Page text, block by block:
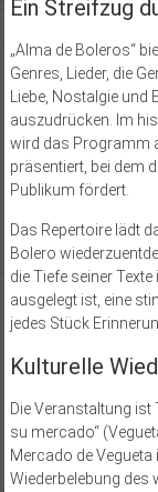
Ein Streifzug
„Alma de Boleros“
Genres, Lieder, die
Liebe, Nostalgie
auszudrücken. Im
wird das Programm
präsentiert, bei dem
Publikum fördert.
Das Repertoire lädt
Bolero
die Tiefe seiner
ausgelegt ist, eine
jedes Stück
Kulturelle
Die Veranstaltung
su mercado“
Mercado de
Wiederbelebung des